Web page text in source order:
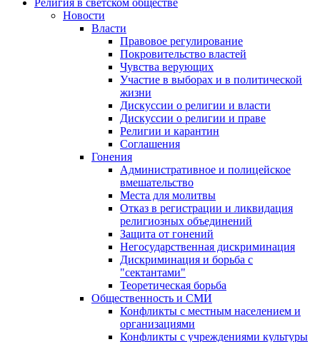
Религия в светском обществе
Новости
Власти
Правовое регулирование
Покровительство властей
Чувства верующих
Участие в выборах и в политической
жизни
Дискуссии о религии и власти
Дискуссии о религии и праве
Религии и карантин
Соглашения
Гонения
Административное и полицейское
вмешательство
Места для молитвы
Отказ в регистрации и ликвидация
религиозных объединений
Защита от гонений
Негосударственная дискриминация
Дискриминация и борьба с
"сектантами"
Теоретическая борьба
Общественность и СМИ
Конфликты с местным населением и
организациями
Конфликты с учреждениями культуры